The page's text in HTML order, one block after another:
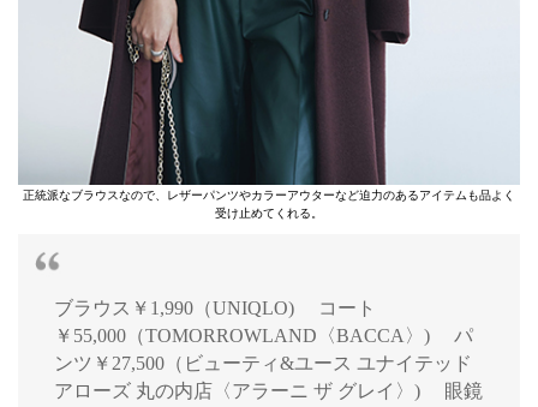
正統派なブラウスなので、レザーパンツやカラーアウターなど迫力のあるアイテムも品よく
受け止めてくれる。
ブラウス￥1,990（UNIQLO) コート
￥55,000（TOMORROWLAND〈BACCA〉) パ
ンツ￥27,500（ビューティ&ユース ユナイテッド
アローズ 丸の内店〈アラーニ ザ グレイ〉) 眼鏡